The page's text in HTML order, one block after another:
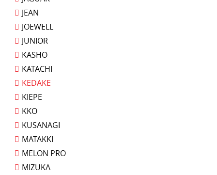
JEAN
JOEWELL
JUNIOR
KASHO
KATACHI
KEDAKE
KIEPE
KKO
KUSANAGI
MATAKKI
MELON PRO
MIZUKA